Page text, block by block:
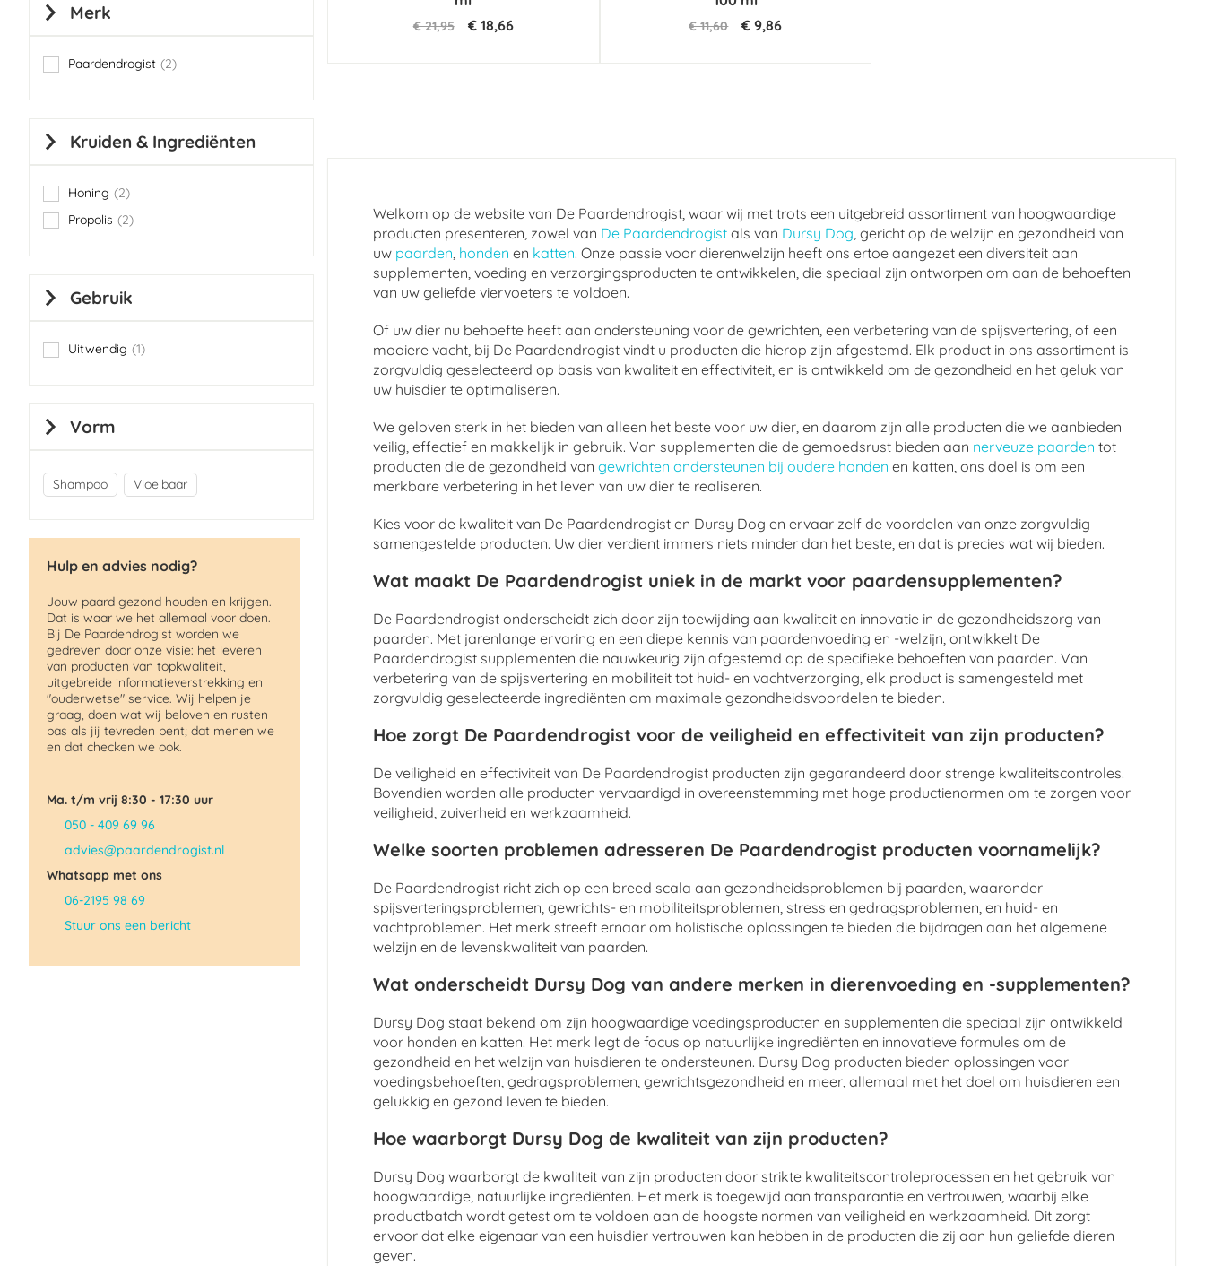
€ 21,95 € 18,66 € 11,60 € 9,86
Welkom op de website van De Paardendrogist, waar wij met trots een uitgebreid assortiment van hoogwaardige
producten presenteren, zowel van De Paardendrogistals van Dursy Dog, gericht op de welzijn en gezondheid van
uw paarden, honden en katten. Onze passie voor dierenwelzijn heeft ons ertoe aangezet een diversiteit aan
supplementen, voeding en verzorgingsproducten te ontwikkelen, die speciaal zijn ontworpen om aan de behoeften
van uw geliefde viervoeters te voldoen.
Of uw dier nu behoefte heeft aan ondersteuning voor de gewrichten, een verbetering van de spijsvertering, of een
mooiere vacht, bij De Paardendrogist vindt u producten die hierop zijn afgestemd. Elk product in ons assortiment is
zorgvuldig geselecteerd op basis van kwaliteit en effectiviteit, en is ontwikkeld om de gezondheid en het geluk van
uw huisdier te optimaliseren.
We geloven sterk in het bieden van alleen het beste voor uw dier, en daarom zijn alle producten die we aanbieden
veilig, effectief en makkelijk in gebruik. Van supplementen die de gemoedsrust bieden aan nerveuze paarden tot
producten die de gezondheid van gewrichten ondersteunen bij oudere honden en katten, ons doel is om een
merkbare verbetering in het leven van uw dier te realiseren.
Kies voor de kwaliteit van De Paardendrogist en Dursy Dog en ervaar zelf de voordelen van onze zorgvuldig
samengestelde producten. Uw dier verdient immers niets minder dan het beste, en dat is precies wat wij bieden.
Wat maakt De Paardendrogist uniek in de markt voor paardensupplementen?
De Paardendrogist onderscheidt zich door zijn toewijding aan kwaliteit en innovatie in de gezondheidszorg van
paarden. Met jarenlange ervaring en een diepe kennis van paardenvoeding en -welzijn, ontwikkelt De
Paardendrogist supplementen die nauwkeurig zijn afgestemd op de specifieke behoeften van paarden. Van
verbetering van de spijsvertering en mobiliteit tot huid- en vachtverzorging, elk product is samengesteld met
zorgvuldig geselecteerde ingrediënten om maximale gezondheidsvoordelen te bieden.
Hoe zorgt De Paardendrogist voor de veiligheid en effectiviteit van zijn producten?
De veiligheid en effectiviteit van De Paardendrogist producten zijn gegarandeerd door strenge kwaliteitscontroles.
Bovendien worden alle producten vervaardigd in overeenstemming met hoge productienormen om te zorgen voor
veiligheid, zuiverheid en werkzaamheid.
Welke soorten problemen adresseren De Paardendrogist producten voornamelijk?
De Paardendrogist richt zich op een breed scala aan gezondheidsproblemen bij paarden, waaronder
spijsverteringsproblemen, gewrichts- en mobiliteitsproblemen, stress en gedragsproblemen, en huid- en
vachtproblemen. Het merk streeft ernaar om holistische oplossingen te bieden die bijdragen aan het algemene
welzijn en de levenskwaliteit van paarden.
Wat onderscheidt Dursy Dog van andere merken in dierenvoeding en -supplementen?
Dursy Dog staat bekend om zijn hoogwaardige voedingsproducten en supplementen die speciaal zijn ontwikkeld
voor honden en katten. Het merk legt de focus op natuurlijke ingrediënten en innovatieve formules om de
gezondheid en het welzijn van huisdieren te ondersteunen. Dursy Dog producten bieden oplossingen voor
voedingsbehoeften, gedragsproblemen, gewrichtsgezondheid en meer, allemaal met het doel om huisdieren een
gelukkig en gezond leven te bieden.
Hoe waarborgt Dursy Dog de kwaliteit van zijn producten?
Dursy Dog waarborgt de kwaliteit van zijn producten door strikte kwaliteitscontroleprocessen en het gebruik van
hoogwaardige, natuurlijke ingrediënten. Het merk is toegewijd aan transparantie en vertrouwen, waarbij elke
productbatch wordt getest om te voldoen aan de hoogste normen van veiligheid en werkzaamheid. Dit zorgt
ervoor dat elke eigenaar van een huisdier vertrouwen kan hebben in de producten die zij aan hun geliefde dieren
geven.
Merk
Paardendrogist 2
items
Kruiden & Ingrediënten
Honing 2
items
Propolis
2
items
Gebruik
Uitwendig 1
item
Vorm
Shampoo Vloeibaar
Hulp en advies nodig?
Jouw paard gezond houden en krijgen.
Dat is waar we het allemaal voor doen.
Bij De Paardendrogist worden we
gedreven door onze visie: het leveren
van producten van topkwaliteit,
uitgebreide informatieverstrekking en
"ouderwetse" service. Wij helpen je
graag, doen wat wij beloven en rusten
pas als jij tevreden bent; dat menen we
en dat checken we ook.
Ma. t/m vrij 8:30 - 17:30 uur
050 - 409 69 96
advies@paardendrogist.nl
Whatsapp met ons
06-2195 98 69
Stuur ons een bericht